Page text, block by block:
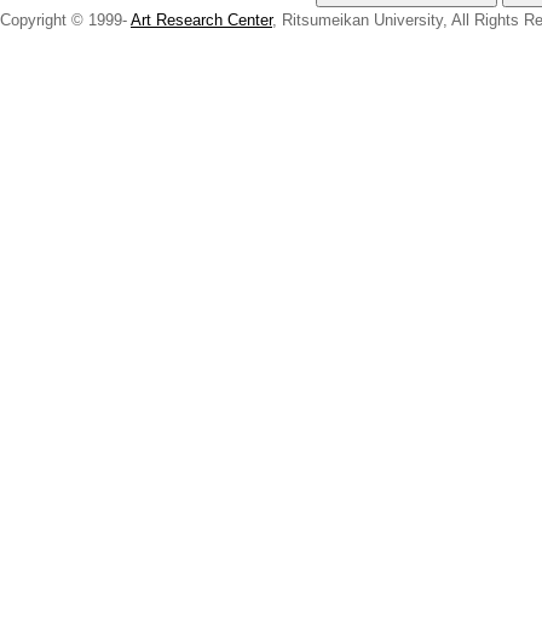
Copyright © 1999- Art Research Center, Ritsumeikan University, All Rights